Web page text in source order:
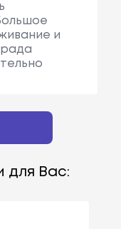
и
рада
для Вас: